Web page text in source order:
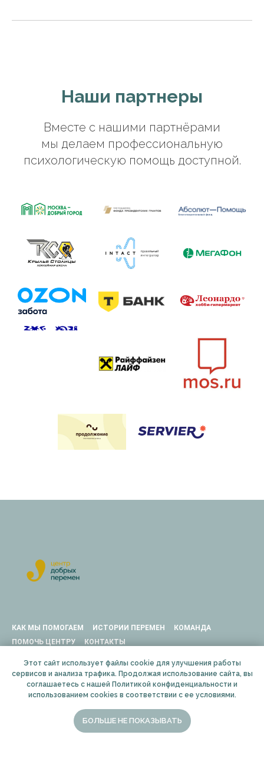
Наши партнеры
Вместе с нашими партнёрами
мы делаем профессиональную
психологическую помощь доступной.
Этот сайт использует файлы cookie для улучшения работы
сервисов и анализа трафика. Продолжая использование сайта, вы
соглашаетесь с нашей Политикой конфиденциальности и
использованием cookies в соответствии с ее условиями.
БОЛЬШЕ НЕ ПОКАЗЫВАТЬ
КАК МЫ ПОМОГАЕМ ИСТОРИИ ПЕРЕМЕН
КОМАНДА
ПОМОЧЬ ЦЕНТРУ
КОНТАКТЫ
Адрес Центра добрых перемен: г. Москва, 2-я улица Машиностроения,
27с6, 1 под, 4 эт, офис 144 (м. Дубровка)
Центр добрых перемен является программойНационального фонда
защиты детей от жестокого обращения
Адрес Фонда: г. Москва, 115533, проспект Андропова, д. 22, эт. 18, оф.